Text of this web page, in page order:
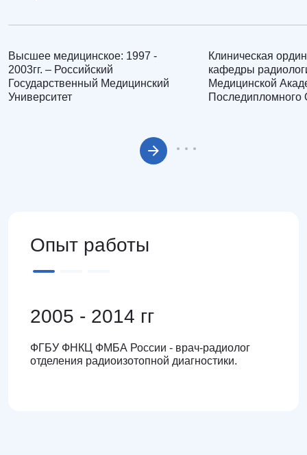
Высшее медицинское: 1997 -
2003гг. – Российский
Государственный Медицинский
Университет
Клиническая
кафедры
Медицинской
Последипломного
Опыт работы
2005 - 2014 гг
ФГБУ ФНКЦ ФМБА России - врач-радиолог
отделения радиоизотопной диагностики.